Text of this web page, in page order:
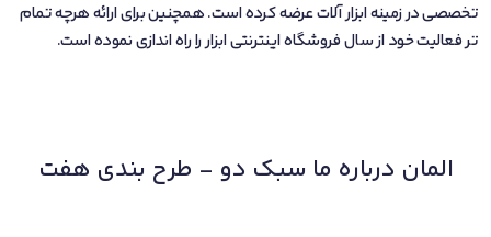
تخصصی در زمینه ابزار آلات عرضه کرده است. همچنین برای ارائه هرچه تمام
تر فعالیت خود از سال فروشگاه اینترنتی ابزار را راه اندازی نموده است.
المان درباره ما سبک دو - طرح بندی هفت